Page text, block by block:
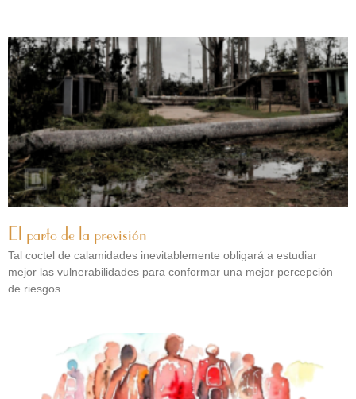
El parto de la previsión
Tal coctel de calamidades inevitablemente obligará a estudiar
mejor las vulnerabilidades para conformar una mejor percepción
de riesgos